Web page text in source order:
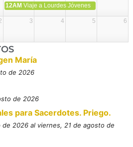
12AM Viaje a Lourdes Jóvenes
3 4 5 6
María
de 2026
de 2026
para Sacerdotes. Priego.
de 2026 al viernes, 21 de agosto de